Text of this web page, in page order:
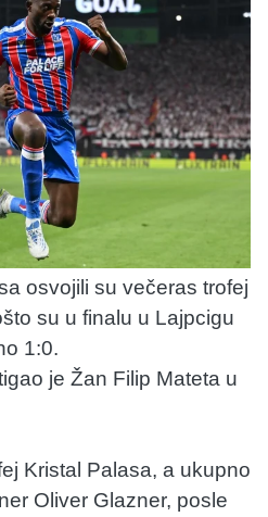
osvojili su večeras trofej
su u finalu u Lajpcigu
1:0.
je Žan Filip Mateta u
Kristal Palasa, a ukupno
Oliver Glazner, posle